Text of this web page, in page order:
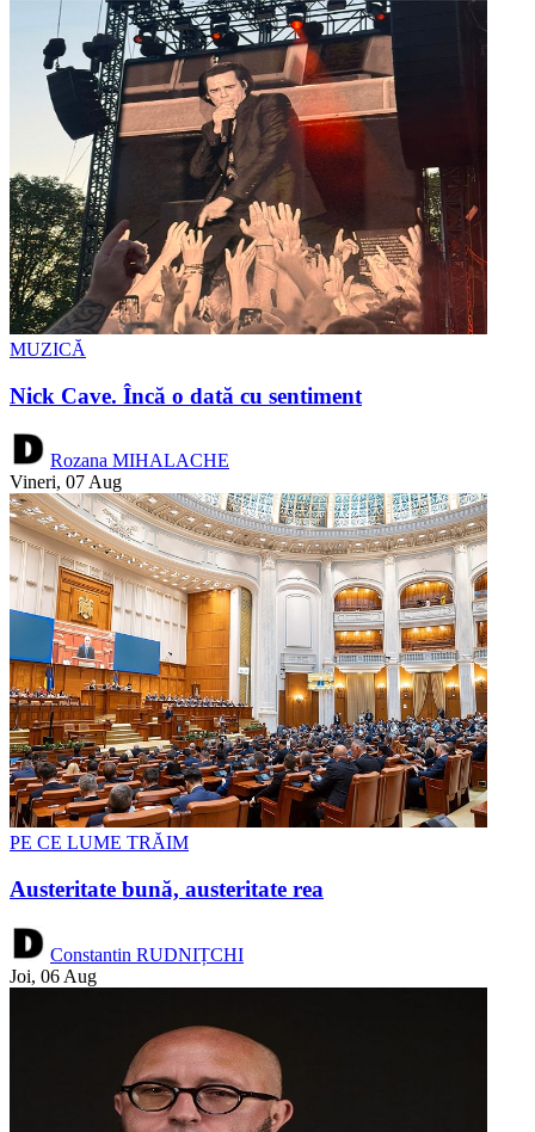
MUZICĂ
Nick Cave. Încă o dată cu sentiment
Rozana MIHALACHE
Vineri, 07 Aug
PE CE LUME TRĂIM
Austeritate bună, austeritate rea
Constantin RUDNIȚCHI
Joi, 06 Aug